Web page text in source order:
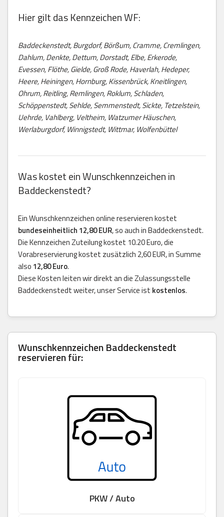
Hier gilt das Kennzeichen WF:
Baddeckenstedt, Burgdorf, Börßum, Cramme, Cremlingen,
Dahlum, Denkte, Dettum, Dorstadt, Elbe, Erkerode,
Evessen, Flöthe, Gielde, Groß Rode, Haverlah, Hedeper,
Heere, Heiningen, Hornburg, Kissenbrück, Kneitlingen,
Ohrum, Reitling, Remlingen, Roklum, Schladen,
Schöppenstedt, Sehlde, Semmenstedt, Sickte, Tetzelstein,
Uehrde, Vahlberg, Veltheim, Watzumer Häuschen,
Werlaburgdorf, Winnigstedt, Wittmar, Wolfenbüttel
Was kostet ein Wunschkennzeichen in
Baddeckenstedt?
Ein Wunschkennzeichen online reservieren kostet
bundeseinheitlich 12,80 EUR, so auch in Baddeckenstedt.
Die Kennzeichen Zuteilung kostet 10.20 Euro, die
Vorabreservierung kostet zusätzlich 2,60 EUR, in Summe
also 12,80 Euro.
Diese Kosten leiten wir direkt an die Zulassungsstelle
Baddeckenstedt weiter, unser Service ist kostenlos.
Wunschkennzeichen Baddeckenstedt
reservieren für:
PKW / Auto